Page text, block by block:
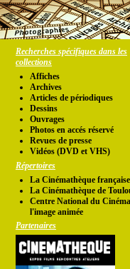
Recherches spécifiques dans les
collections
Affiches
Archives
Articles de périodiques
Dessins
Ouvrages
Photos en accés réservé
Revues de presse
Vidéos (DVD et VHS)
Répertoires
La Cinémathèque française
La Cinémathèque de
Centre National du
l'image animée
Partenaires